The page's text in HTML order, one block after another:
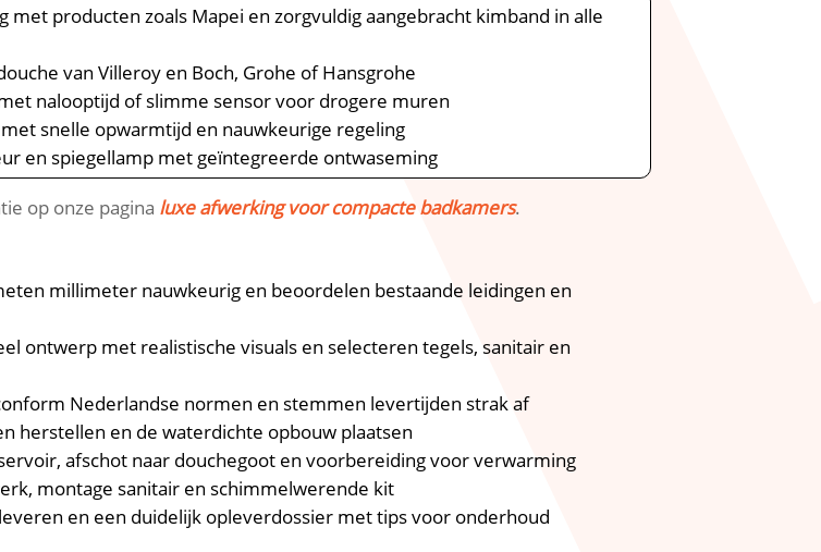
met producten zoals Mapei en zorgvuldig aangebracht kimband in alle
van Villeroy en Boch, Grohe of Hansgrohe
nalooptijd of slimme sensor voor drogere muren
snelle opwarmtijd en nauwkeurige regeling
en spiegellamp met geïntegreerde ontwaseming
op onze pagina luxe afwerking voor compacte badkamers.​
millimeter nauwkeurig en beoordelen bestaande leidingen en
ontwerp met realistische visuals en selecteren tegels, sanitair en
Nederlandse normen en stemmen levertijden strak af
herstellen en de waterdichte opbouw plaatsen
afschot naar douchegoot en voorbereiding voor verwarming
montage sanitair en schimmelwerende kit
en een duidelijk opleverdossier met tips voor onderhoud